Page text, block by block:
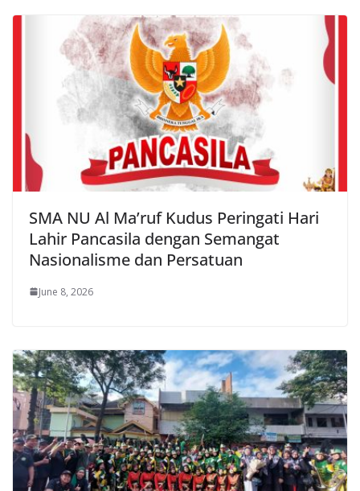
SMA NU Al Ma’ruf Kudus Peringati Hari
Lahir Pancasila dengan Semangat
Nasionalisme dan Persatuan
June 8, 2026